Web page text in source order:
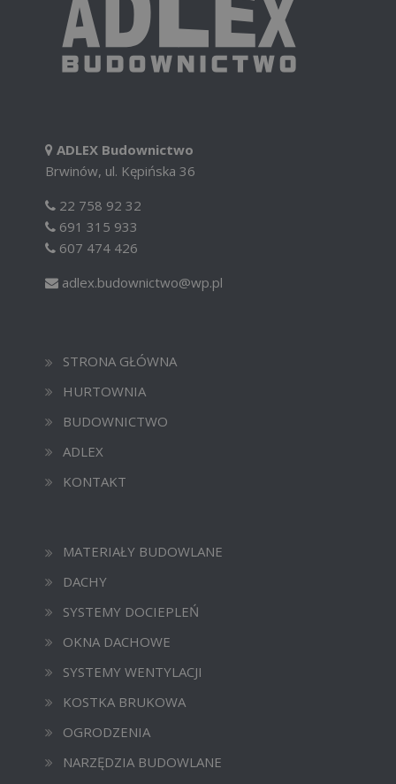
ADLEX Budownictwo
Brwinów, ul. Kępińska 36
22 758 92 32
691 315 933
607 474 426
adlex.budownictwo@wp.pl
STRONA GŁÓWNA
HURTOWNIA
BUDOWNICTWO
ADLEX
KONTAKT
MATERIAŁY BUDOWLANE
DACHY
SYSTEMY DOCIEPLEŃ
OKNA DACHOWE
SYSTEMY WENTYLACJI
KOSTKA BRUKOWA
OGRODZENIA
NARZĘDZIA BUDOWLANE